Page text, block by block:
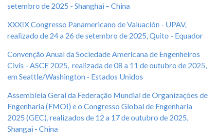
setembro de 2025 - Shanghai – China
XXXIX Congresso Panamericano de Valuación - UPAV,
realizado de 24 a 26 de setembro de 2025, Quito - Equador
Convenção Anual da Sociedade Americana de Engenheiros
Civis - ASCE 2025, realizada de 08 a 11 de outubro de 2025,
em Seattle/Washington - Estados Unidos
Assembleia Geral da Federação Mundial de Organizações de
Engenharia (FMOI) e o Congresso Global de Engenharia
2025 (GEC), realizados de 12 a 17 de outubro de 2025,
Shangai - China